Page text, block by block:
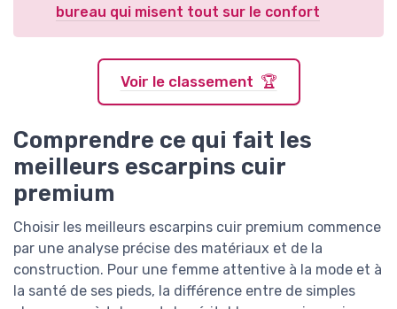
bureau qui misent tout sur le confort
Voir le classement 🏆
Comprendre ce qui fait les
meilleurs escarpins cuir
premium
Choisir les meilleurs escarpins cuir premium commence
par une analyse précise des matériaux et de la
construction. Pour une femme attentive à la mode et à
la santé de ses pieds, la différence entre de simples